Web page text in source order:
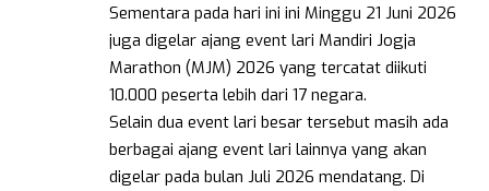
Sementara pada hari ini ini Minggu 21 Juni 2026
juga digelar ajang event lari Mandiri Jogja
Marathon (MJM) 2026 yang tercatat diikuti
10.000 peserta lebih dari 17 negara.
Selain dua event lari besar tersebut masih ada
berbagai ajang event lari lainnya yang akan
digelar pada bulan Juli 2026 mendatang. Di